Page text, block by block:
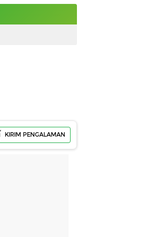
KIRIM PENGALAMAN